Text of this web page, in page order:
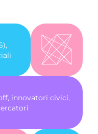
innovatori civici,